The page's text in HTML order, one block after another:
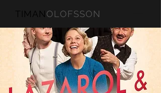
TIMANOLOFSSON